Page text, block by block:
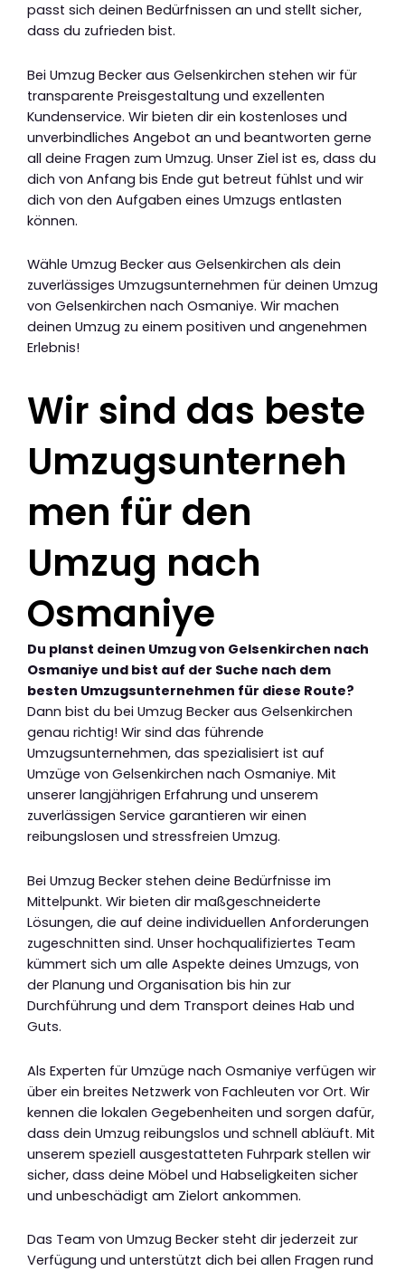
passt sich deinen Bedürfnissen an und stellt sicher,
dass du zufrieden bist.
Bei Umzug Becker aus Gelsenkirchen stehen wir für
transparente Preisgestaltung und exzellenten
Kundenservice. Wir bieten dir ein kostenloses und
unverbindliches Angebot an und beantworten gerne
all deine Fragen zum Umzug. Unser Ziel ist es, dass du
dich von Anfang bis Ende gut betreut fühlst und wir
dich von den Aufgaben eines Umzugs entlasten
können.
Wähle Umzug Becker aus Gelsenkirchen als dein
zuverlässiges Umzugsunternehmen für deinen Umzug
von Gelsenkirchen nach Osmaniye. Wir machen
deinen Umzug zu einem positiven und angenehmen
Erlebnis!
Wir sind das beste
Umzugsunterneh
men für den
Umzug nach
Osmaniye
Du planst deinen Umzug von Gelsenkirchen nach
Osmaniye und bist auf der Suche nach dem
besten Umzugsunternehmen für diese Route?
Dann bist du bei Umzug Becker aus Gelsenkirchen
genau richtig! Wir sind das führende
Umzugsunternehmen, das spezialisiert ist auf
Umzüge von Gelsenkirchen nach Osmaniye. Mit
unserer langjährigen Erfahrung und unserem
zuverlässigen Service garantieren wir einen
reibungslosen und stressfreien Umzug.
Bei Umzug Becker stehen deine Bedürfnisse im
Mittelpunkt. Wir bieten dir maßgeschneiderte
Lösungen, die auf deine individuellen Anforderungen
zugeschnitten sind. Unser hochqualifiziertes Team
kümmert sich um alle Aspekte deines Umzugs, von
der Planung und Organisation bis hin zur
Durchführung und dem Transport deines Hab und
Guts.
Als Experten für Umzüge nach Osmaniye verfügen wir
über ein breites Netzwerk von Fachleuten vor Ort. Wir
kennen die lokalen Gegebenheiten und sorgen dafür,
dass dein Umzug reibungslos und schnell abläuft. Mit
unserem speziell ausgestatteten Fuhrpark stellen wir
sicher, dass deine Möbel und Habseligkeiten sicher
und unbeschädigt am Zielort ankommen.
Das Team von Umzug Becker steht dir jederzeit zur
Verfügung und unterstützt dich bei allen Fragen rund